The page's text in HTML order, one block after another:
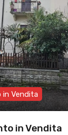
Vendita
in Vendita